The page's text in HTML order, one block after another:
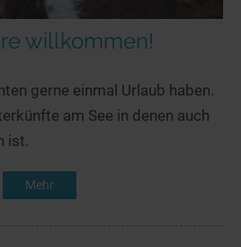
willkommen!
gerne einmal Urlaub haben.
am See in denen auch
ist.
Mehr